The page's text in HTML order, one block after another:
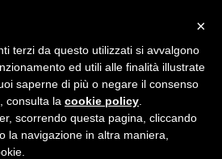
×
terzi da questo utilizzati si avvalgono
ed utili alle finalità illustrate
saperne di più o negare il consenso
consulta la cookie policy
scorrendo questa pagina, cliccando
la navigazione in altra maniera,